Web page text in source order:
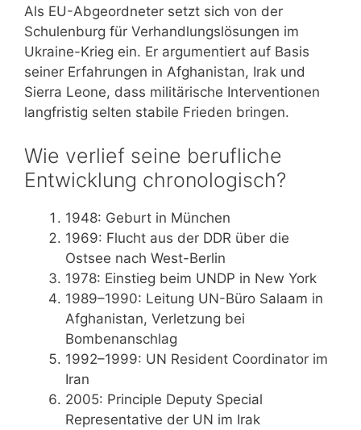
Als EU-Abgeordneter setzt sich von der
Schulenburg für Verhandlungslösungen im
Ukraine-Krieg ein. Er argumentiert auf Basis
seiner Erfahrungen in Afghanistan, Irak und
Sierra Leone, dass militärische Interventionen
langfristig selten stabile Frieden bringen.
Wie verlief seine berufliche
Entwicklung chronologisch?
1948: Geburt in München
1969: Flucht aus der DDR über die
Ostsee nach West-Berlin
1978: Einstieg beim UNDP in New York
1989–1990: Leitung UN-Büro Salaam in
Afghanistan, Verletzung bei
Bombenanschlag
1992–1999: UN Resident Coordinator im
Iran
2005: Principle Deputy Special
Representative der UN im Irak